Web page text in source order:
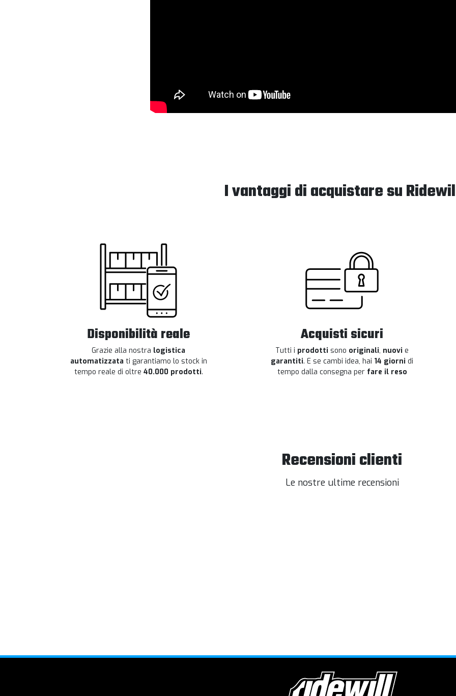
I vantaggi di acquistare su
Disponibilità reale
Grazie alla nostra logistica
automatizzata ti garantiamo lo stock in
tempo reale di oltre 40.000 prodotti.
Acquisti sicuri
Tutti i prodotti sono originali, nuovi e
garantiti. E se cambi idea, hai 14 giorni di
tempo dalla consegna per fare il reso
Recensioni clienti
Le nostre ultime recensioni